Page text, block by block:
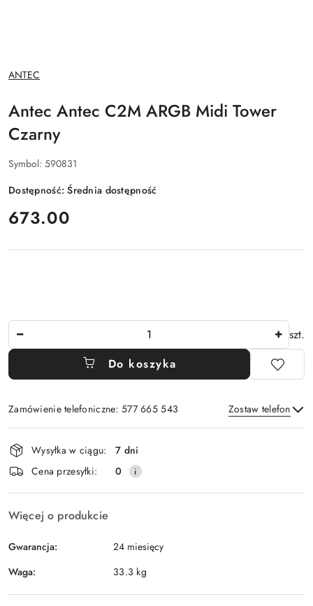
NAZWA
PRODUCENTA:
ANTEC
Antec Antec C2M ARGB Midi Tower
Czarny
Symbol: 590831
Dostępność:Średnia dostępność
cena:
673.00
szt.
Do koszyka
Zamówienie telefoniczne: 577 665 543 Zostaw telefon
Wyślij
Dostępność
i
dostawa
Wysyłka w ciągu:
7 dni
Cena przesyłki:
0
Więcej o produkcie
Gwarancja:
24 miesięcy
Waga:
33.3 kg